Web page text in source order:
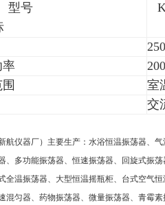
号
率
室
交
航仪器厂）主要生产：水浴恒温振荡器、
、多功能振荡器、恒速振荡器、回旋式振
全温振荡器、大型恒温摇瓶柜、台式空气
混匀器、药物振荡器、微量振荡器、青霉